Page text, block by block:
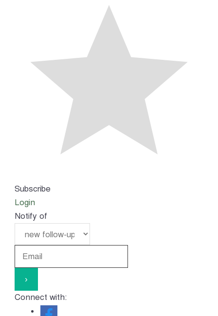
Subscribe
Login
Notify of
Connect with: